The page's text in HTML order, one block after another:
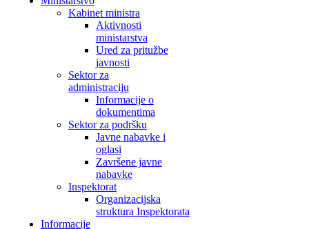
Kabinet ministra
Aktivnosti
ministarstva
Ured za pritužbe
javnosti
Sektor za
administraciju
Informacije o
dokumentima
Sektor za podršku
Javne nabavke i
oglasi
Završene javne
nabavke
Inspektorat
Organizacijska
struktura Inspektorata
Informacije